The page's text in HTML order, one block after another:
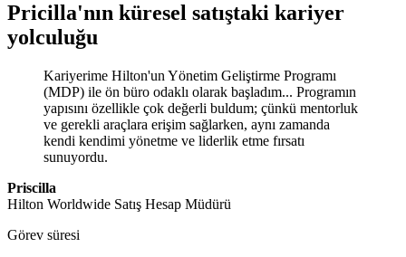
Pricilla'nın küresel satıştaki kariyer
yolculuğu
Kariyerime Hilton'un Yönetim Geliştirme Programı
(MDP) ile ön büro odaklı olarak başladım... Programın
yapısını özellikle çok değerli buldum; çünkü mentorluk
ve gerekli araçlara erişim sağlarken, aynı zamanda
kendi kendimi yönetme ve liderlik etme fırsatı
sunuyordu.
Priscilla
Hilton Worldwide Satış Hesap Müdürü
Görev süresi